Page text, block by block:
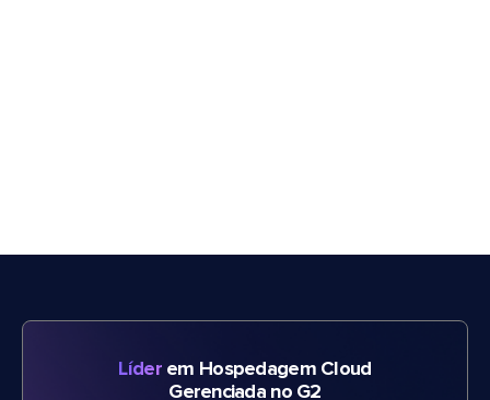
Líderem Hospedagem Cloud
Gerenciada no G2